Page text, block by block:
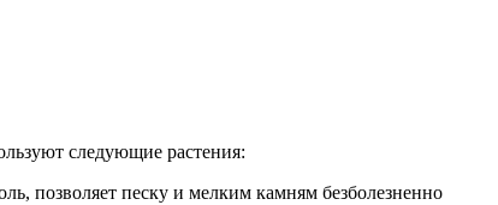
следующие растения:
позволяет песку и мелким камням безболезненно